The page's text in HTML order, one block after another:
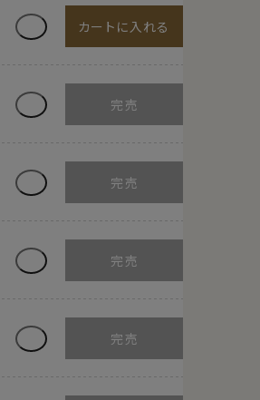
カートに入れる